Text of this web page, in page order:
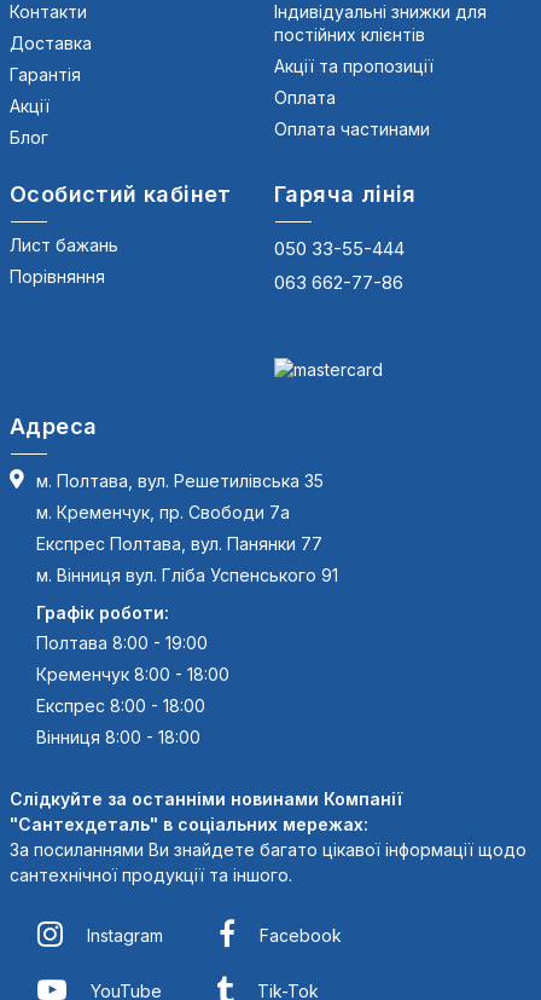
Контакти
Доставка
Гарантія
Акції
Блог
Індивідуальні знижки для
постійних клієнтів
Акції та пропозиції
Оплата
Оплата частинами
Особистий кабінет
Лист бажань
Порівняння
Гаряча лінія
050 33-55-444
063 662-77-86
Адреса
м. Полтава, вул. Решетилівська 35
м. Кременчук, пр. Свободи 7а
Експрес Полтава, вул. Панянки 77
м. Вінниця вул. Гліба Успенського 91
Графік роботи:
Полтава 8:00 - 19:00
Кременчук 8:00 - 18:00
Експрес 8:00 - 18:00
Вінниця 8:00 - 18:00
Слідкуйте за останніми новинами Компанії
"Сантехдеталь" в соціальних мережах:
За посиланнями Ви знайдете багато цікавої інформації щодо
сантехнічної продукції та іншого.
Instagram Facebook
YouTube Tik-Tok